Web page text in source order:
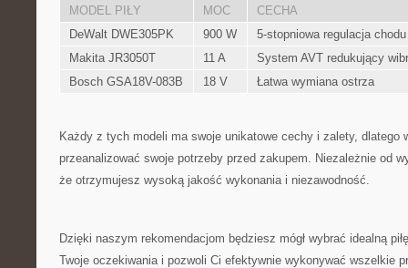
MODEL​ PIŁY MOC
CECHA
DeWalt DWE305PK
900 W
5-stopniowa regulacja‌ chodu
Makita JR3050T
11 ⁣A
System AVT⁣ redukujący
Bosch⁤ GSA18V-083B
18 V Łatwa ⁣wymiana ostrza
Każdy z tych modeli ‌ma swoje unikatowe ​cechy i ⁤zalety, dlatego
przeanalizować swoje potrzeby przed zakupem. Niezależnie od⁢
że otrzymujesz ⁤wysoką jakość⁤ wykonania i niezawodność.
Dzięki naszym rekomendacjom będziesz⁣ mógł wybrać⁣ idealną
Twoje oczekiwania i pozwoli‍ Ci efektywnie wykonywać wszelkie